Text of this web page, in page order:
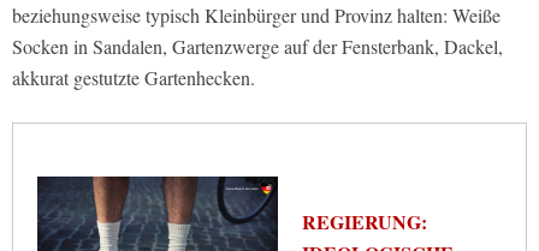
beziehungsweise typisch Kleinbürger und Provinz halten: Weiße
Socken in Sandalen, Gartenzwerge auf der Fensterbank, Dackel,
akkurat gestutzte Gartenhecken.
REGIERUNG: